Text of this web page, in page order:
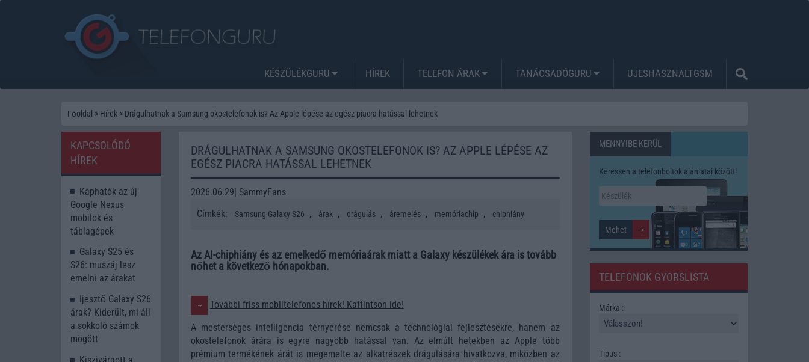
KÉSZÜLÉKGURU HÍREK TELEFON ÁRAK TANÁCSADÓGURU UJESHASZNALTGSM
Főoldal > Hírek > Drágulhatnak a Samsung okostelefonok is? Az Apple lépése az egész piacra hatással lehetnek
DRÁGULHATNAK A SAMSUNG OKOSTELEFONOK IS? AZ APPLE LÉPÉSE AZ
EGÉSZ PIACRA HATÁSSAL LEHETNEK
2026.06.29| SammyFans
Címkék:
Samsung Galaxy S26 , árak , drágulás , áremelés , memóriachip , chiphiány
Az AI-chiphiány és az emelkedő memóriaárak miatt a Galaxy készülékek ára is tovább
nőhet a következő hónapokban.
További friss mobiltelefonos hírek! Kattintson ide!
A mesterséges intelligencia térnyerése nemcsak a technológiai fejlesztésekre, hanem az
okostelefonok árára is egyre nagyobb hatással van. Az elmúlt hetekben az Apple több
prémium termékének árát is megemelte az alkatrészek drágulására hivatkozva, miközben az
KAPCSOLÓDÓ
HÍREK
Kaphatók az új
Google Nexus
mobilok és
táblagépek
Galaxy S25 és
S26: muszáj lesz
emelni az árakat
Ijesztő Galaxy S26
árak? Kiderült, mi áll
a sokkoló számok
mögött
MENNYIBE KERÜL
Keressen a telefonboltok ajánlatai között!
TELEFONOK GYORSLISTA
Márka :
Tipus :